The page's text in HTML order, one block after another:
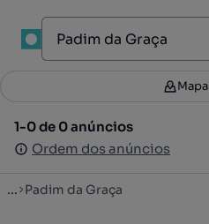
Filtros 2
1-0 de 0 anúncios
Ordem dos anúncios
Mapa
1-0 de 0 anúncios
Ordem dos anúncios
... Padim da Graça